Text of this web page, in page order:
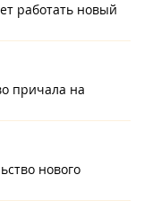
работать новый
причала на
нового